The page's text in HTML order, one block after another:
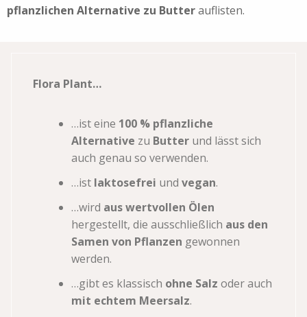
pflanzlichen Alternative zu Butterauflisten.
Flora Plant…
…ist eine 100 % pflanzliche
Alternative zu Butter und lässt sich
auch genau so verwenden.
…ist laktosefrei und vegan.
…wird aus wertvollen Ölen
hergestellt, die ausschließlich aus den
Samen von Pflanzen gewonnen
werden.
…gibt es klassisch ohne Salz oder auch
mit echtem Meersalz.